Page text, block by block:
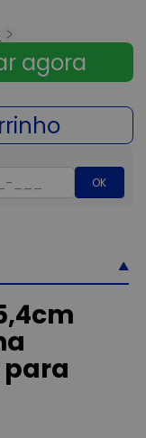
OK
para